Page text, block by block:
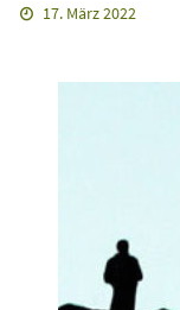
17. März 2022